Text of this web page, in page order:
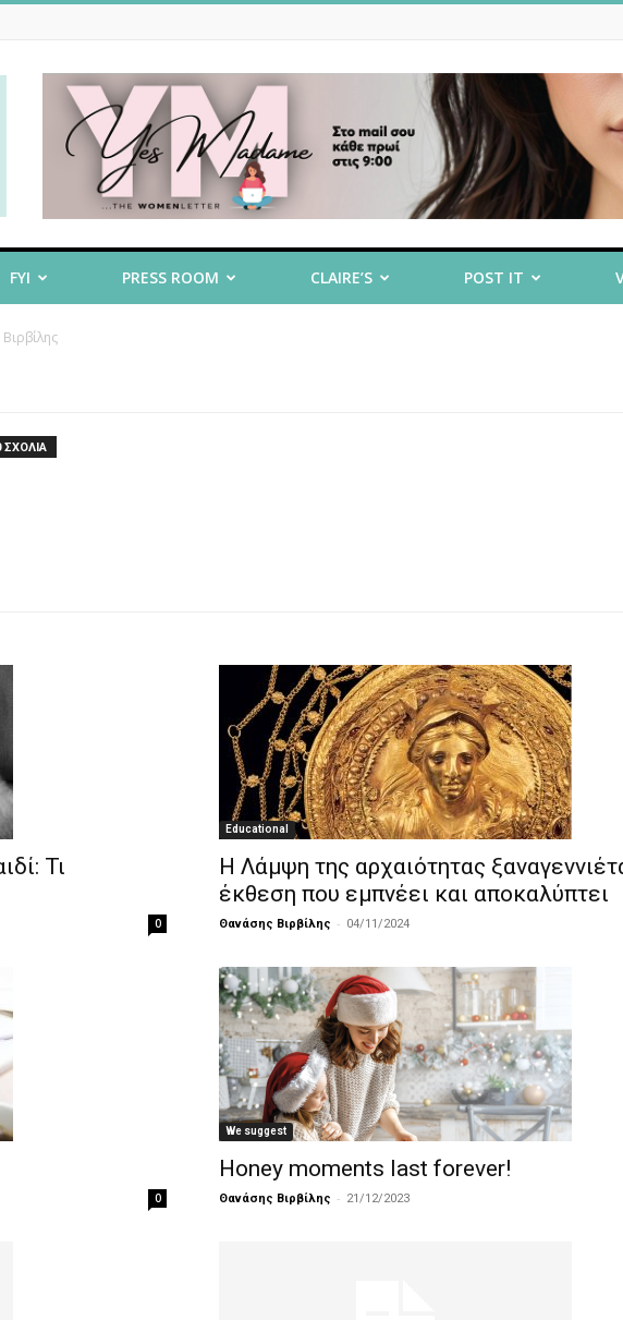
FYI PRESS ROOM CLAIRE’S POST IT
ΣΧΟΛΙΑ
Τι
0
Educational
Η Λάμψη της αρχαιότητας
έκθεση που εμπνέει και αποκαλύπτει
Θανάσης Βιρβίλης - 04/11/2024
0
We suggest
Honey moments last forever!
Θανάσης Βιρβίλης - 21/12/2023